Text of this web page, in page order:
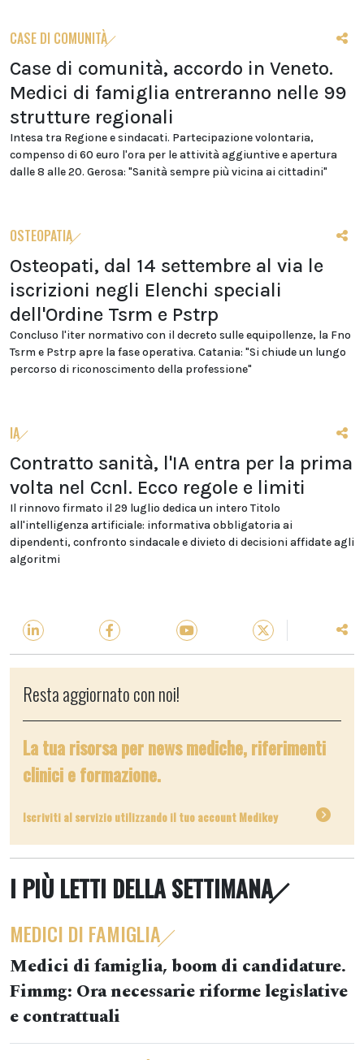
CASE DI COMUNITÀ
Case di comunità, accordo in Veneto.
Medici di famiglia entreranno nelle 99
strutture regionali
Intesa tra Regione e sindacati. Partecipazione volontaria,
compenso di 60 euro l'ora per le attività aggiuntive e apertura
dalle 8 alle 20. Gerosa: "Sanità sempre più vicina ai cittadini"
OSTEOPATIA
Osteopati, dal 14 settembre al via le
iscrizioni negli Elenchi speciali
dell'Ordine Tsrm e Pstrp
Concluso l'iter normativo con il decreto sulle equipollenze, la Fno
Tsrm e Pstrp apre la fase operativa. Catania: "Si chiude un lungo
percorso di riconoscimento della professione"
IA
Contratto sanità, l'IA entra per la prima
volta nel Ccnl. Ecco regole e limiti
Il rinnovo firmato il 29 luglio dedica un intero Titolo
all'intelligenza artificiale: informativa obbligatoria ai
dipendenti, confronto sindacale e divieto di decisioni affidate agli
algoritmi
Resta aggiornato con noi!
La tua risorsa per news mediche, riferimenti
clinici e formazione.
Iscriviti al servizio utilizzando il tuo account Medikey
I PIÙ LETTI DELLA SETTIMANA
MEDICI DI FAMIGLIA
Medici di famiglia, boom di candidature.
Fimmg: Ora necessarie riforme legislative
e contrattuali